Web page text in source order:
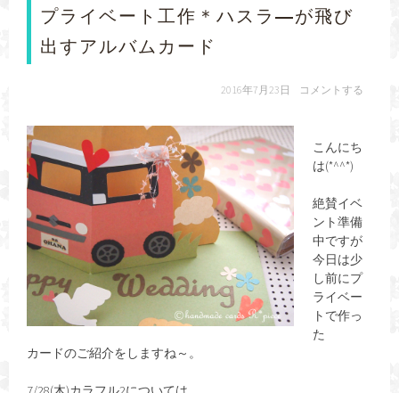
プライベート工作＊ハスラ―が飛び
出すアルバムカード
2016年7月23日 コメントする
こんにち
は(*^^*)
絶賛イベ
ント準備
中ですが
今日は少
し前にプ
ライベー
トで作っ
た
カードのご紹介をしますね～。